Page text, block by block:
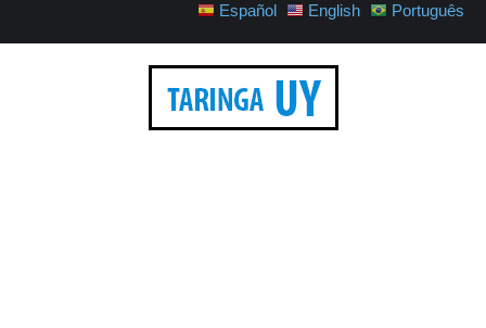
Español English Português